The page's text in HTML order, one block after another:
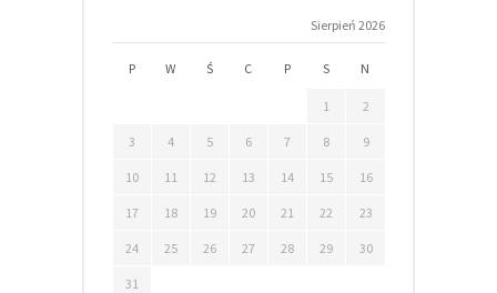
Sierpień 2026
P W Ś C P S N
1 2
3 4 5 6 7 8 9
10 11 12 13 14 15 16
17 18 19 20 21 22 23
24 25 26 27 28 29 30
31